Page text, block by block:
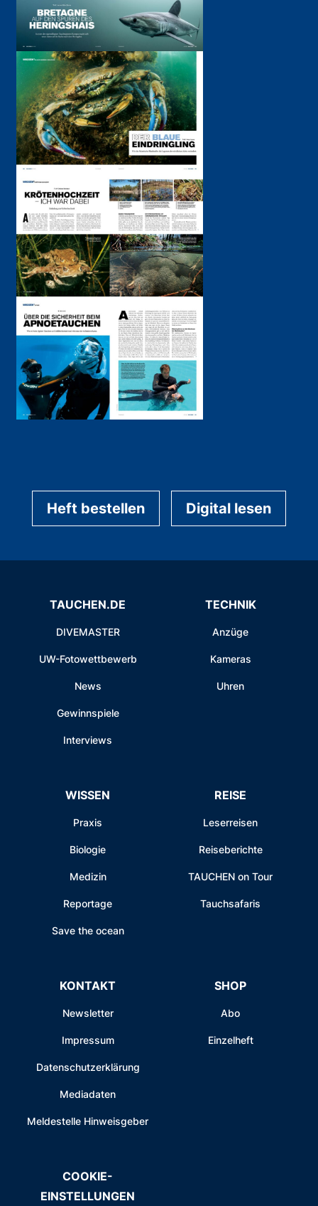
Heft bestellen Digital lesen
TAUCHEN.DE
DIVEMASTER
UW-Fotowettbewerb
News
Gewinnspiele
Interviews
TECHNIK
Anzüge
Kameras
Uhren
WISSEN
Praxis
Biologie
Medizin
Reportage
Save the ocean
REISE
Leserreisen
Reiseberichte
TAUCHEN on Tour
Tauchsafaris
KONTAKT
Newsletter
Impressum
Datenschutzerklärung
Mediadaten
Meldestelle Hinweisgeber
SHOP
Abo
Einzelheft
COOKIE-
EINSTELLUNGEN